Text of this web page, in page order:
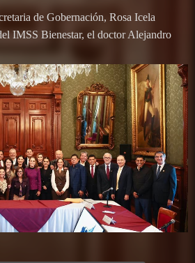
de Gobernación, Rosa Icela
IMSS Bienestar, el doctor Alejandro